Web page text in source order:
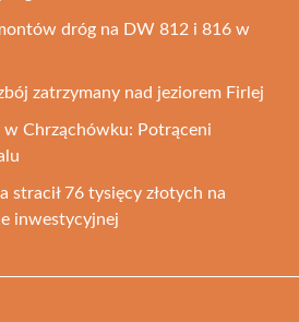
dróg na DW 812 i 816 w
zatrzymany nad jeziorem Firlej
Chrząchówku: Potrąceni
stracił 76 tysięcy złotych na
inwestycyjnej